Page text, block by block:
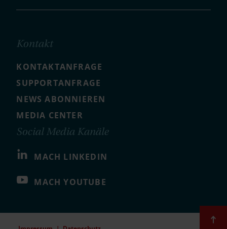
Kontakt
KONTAKTANFRAGE
SUPPORTANFRAGE
NEWS ABONNIEREN
MEDIA CENTER
Social Media Kanäle
MACH LINKEDIN
MACH YOUTUBE